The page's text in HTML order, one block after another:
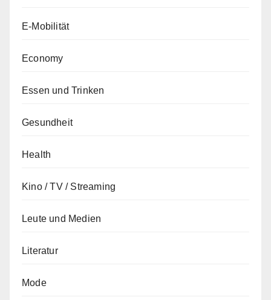
E-Mobilität
Economy
Essen und Trinken
Gesundheit
Health
Kino / TV / Streaming
Leute und Medien
Literatur
Mode